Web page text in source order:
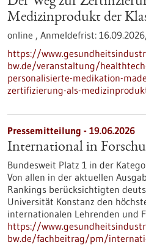
Medizinprodukt der
online , Anmeldefrist: 16.09.2026,
https://
bw.de/veranstaltung/
personalisierte-medikation-
zertifizierung-als-
Pressemitteilung - 19.06.2026
International in
Bundesweit Platz 1 in der
Von allen in der aktuellen
Rankings berücksichtigten
Universität Konstanz den
internationalen Lehrenden und
https://
bw.de/fachbeitrag/pm/